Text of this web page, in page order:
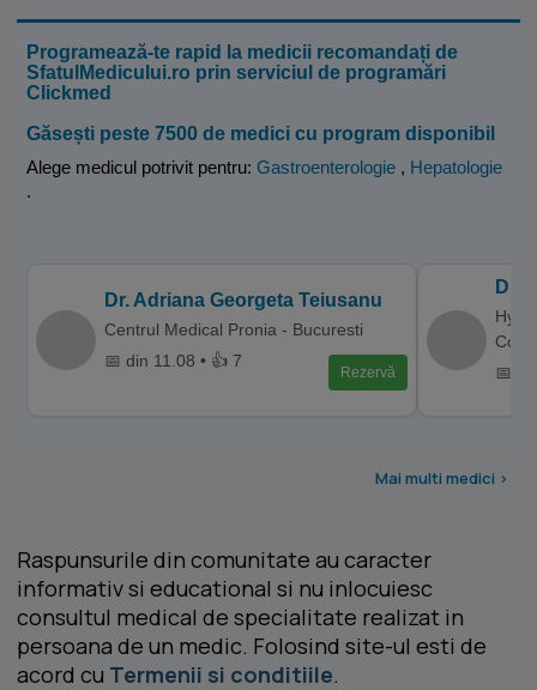
Programează-te rapid la medicii recomandați de
SfatulMedicului.ro prin serviciul de programări
Clickmed
Găsești peste 7500 de medici cu program disponibil
Alege medicul potrivit pentru: Gastroenterologie , Hepatologie
.
Dr. Adriana Georgeta Teiusanu
Centrul Medical Pronia - Bucuresti
📅 din 11.08 • 👍 7
Rezervă
Dr.
📅
Mai multi medici >
Raspunsurile din comunitate au caracter
informativ si educational si nu inlocuiesc
consultul medical de specialitate realizat in
persoana de un medic. Folosind site-ul esti de
acord cu Termenii si conditiile.